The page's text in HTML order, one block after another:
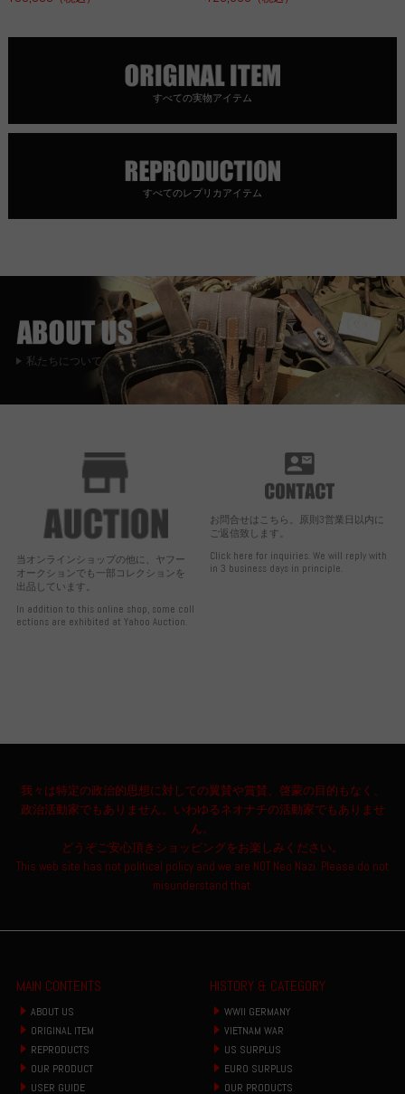
すべての実物アイテム
すべてのレプリカアイテム
私たちについて
当オンラインショップの他に、ヤフー
オークションでも一部コレクションを
出品しています。
In addition to this online shop, some coll
ections are exhibited at Yahoo Auction.
お問合せはこちら。原則3営業日以内に
ご返信致します。
Click here for inquiries. We will reply with
in 3 business days in principle.
我々は特定の政治的思想に対しての翼賛や賞賛、啓蒙の目的もなく、
政治活動家でもありません。いわゆるネオナチの活動家でもありませ
ん。
どうぞご安心頂きショッピングをお楽しみください。
This web site has not political policy and we are NOT Neo Nazi. Please do not
misunderstand that.
MAIN CONTENTS
ABOUT US
ORIGINAL ITEM
REPRODUCTS
OUR PRODUCT
USER GUIDE
HISTORY & CATEGORY
WWII GERMANY
VIETNAM WAR
US SURPLUS
EURO SURPLUS
OUR PRODUCTS